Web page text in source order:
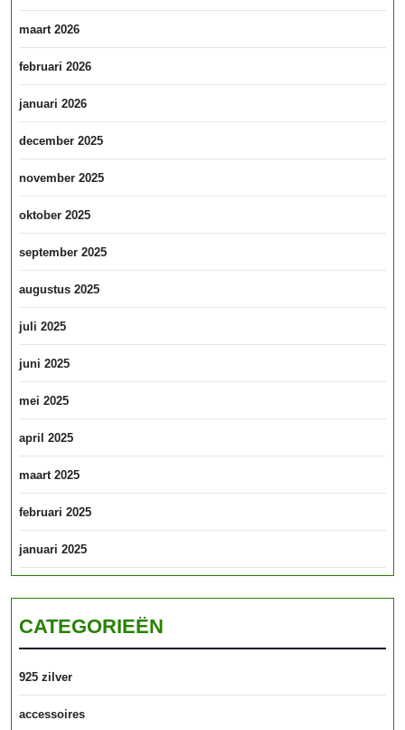
maart 2026
februari 2026
januari 2026
december 2025
november 2025
oktober 2025
september 2025
augustus 2025
juli 2025
juni 2025
mei 2025
april 2025
maart 2025
februari 2025
januari 2025
CATEGORIEËN
925 zilver
accessoires